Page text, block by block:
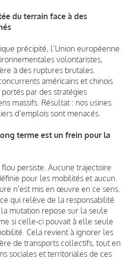
du terrain face à des
précipité, l’Union européenne
volontaristes,
à des ruptures brutales.
américains et chinois
par des stratégies
massifs. Résultat : nos usines
d’emplois sont menacés.
terme est un frein pour la
persiste. Aucune trajectoire
pour les mobilités et aucun
n’est mis en œuvre en ce sens.
qui relève de la responsabilité
mutation repose sur la seule
si celle-ci pouvait à elle seule
Cela revient à ignorer les
de transports collectifs, tout en
sociales et territoriales de ces